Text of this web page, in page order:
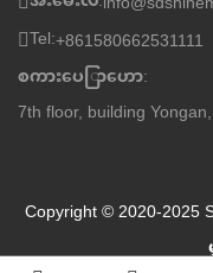
Tel:+861580662531111
စကားပေြာဟော:
7th floor, building
Copyright © 2020-2025